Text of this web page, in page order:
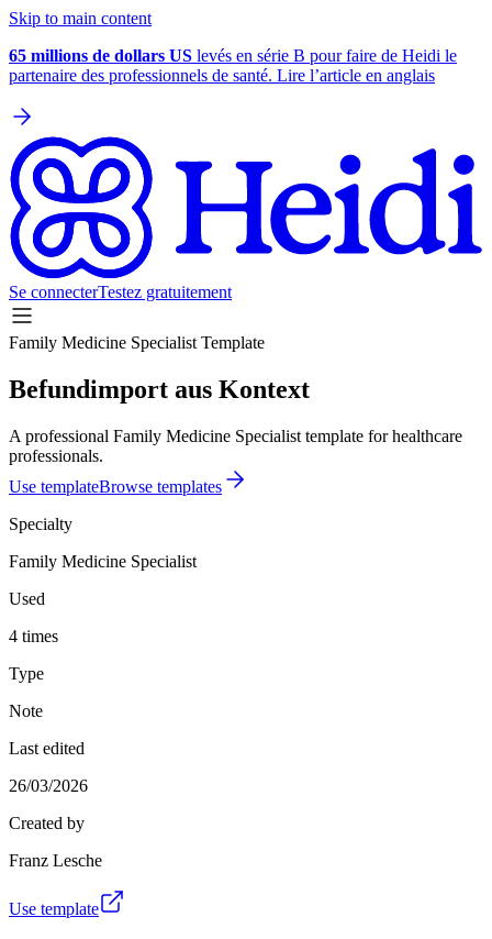
Skip to main content
65 millions de dollars US levés en série B pour faire de Heidi le
partenaire des professionnels de santé. Lire l’article en anglais
Se connecterTestez gratuitement
Family Medicine Specialist Template
Befundimport aus Kontext
A professional Family Medicine Specialist template for healthcare
professionals.
Use templateBrowse templates
Specialty
Family Medicine Specialist
Used
4 times
Type
Note
Last edited
26/03/2026
Created by
Franz Lesche
Use template